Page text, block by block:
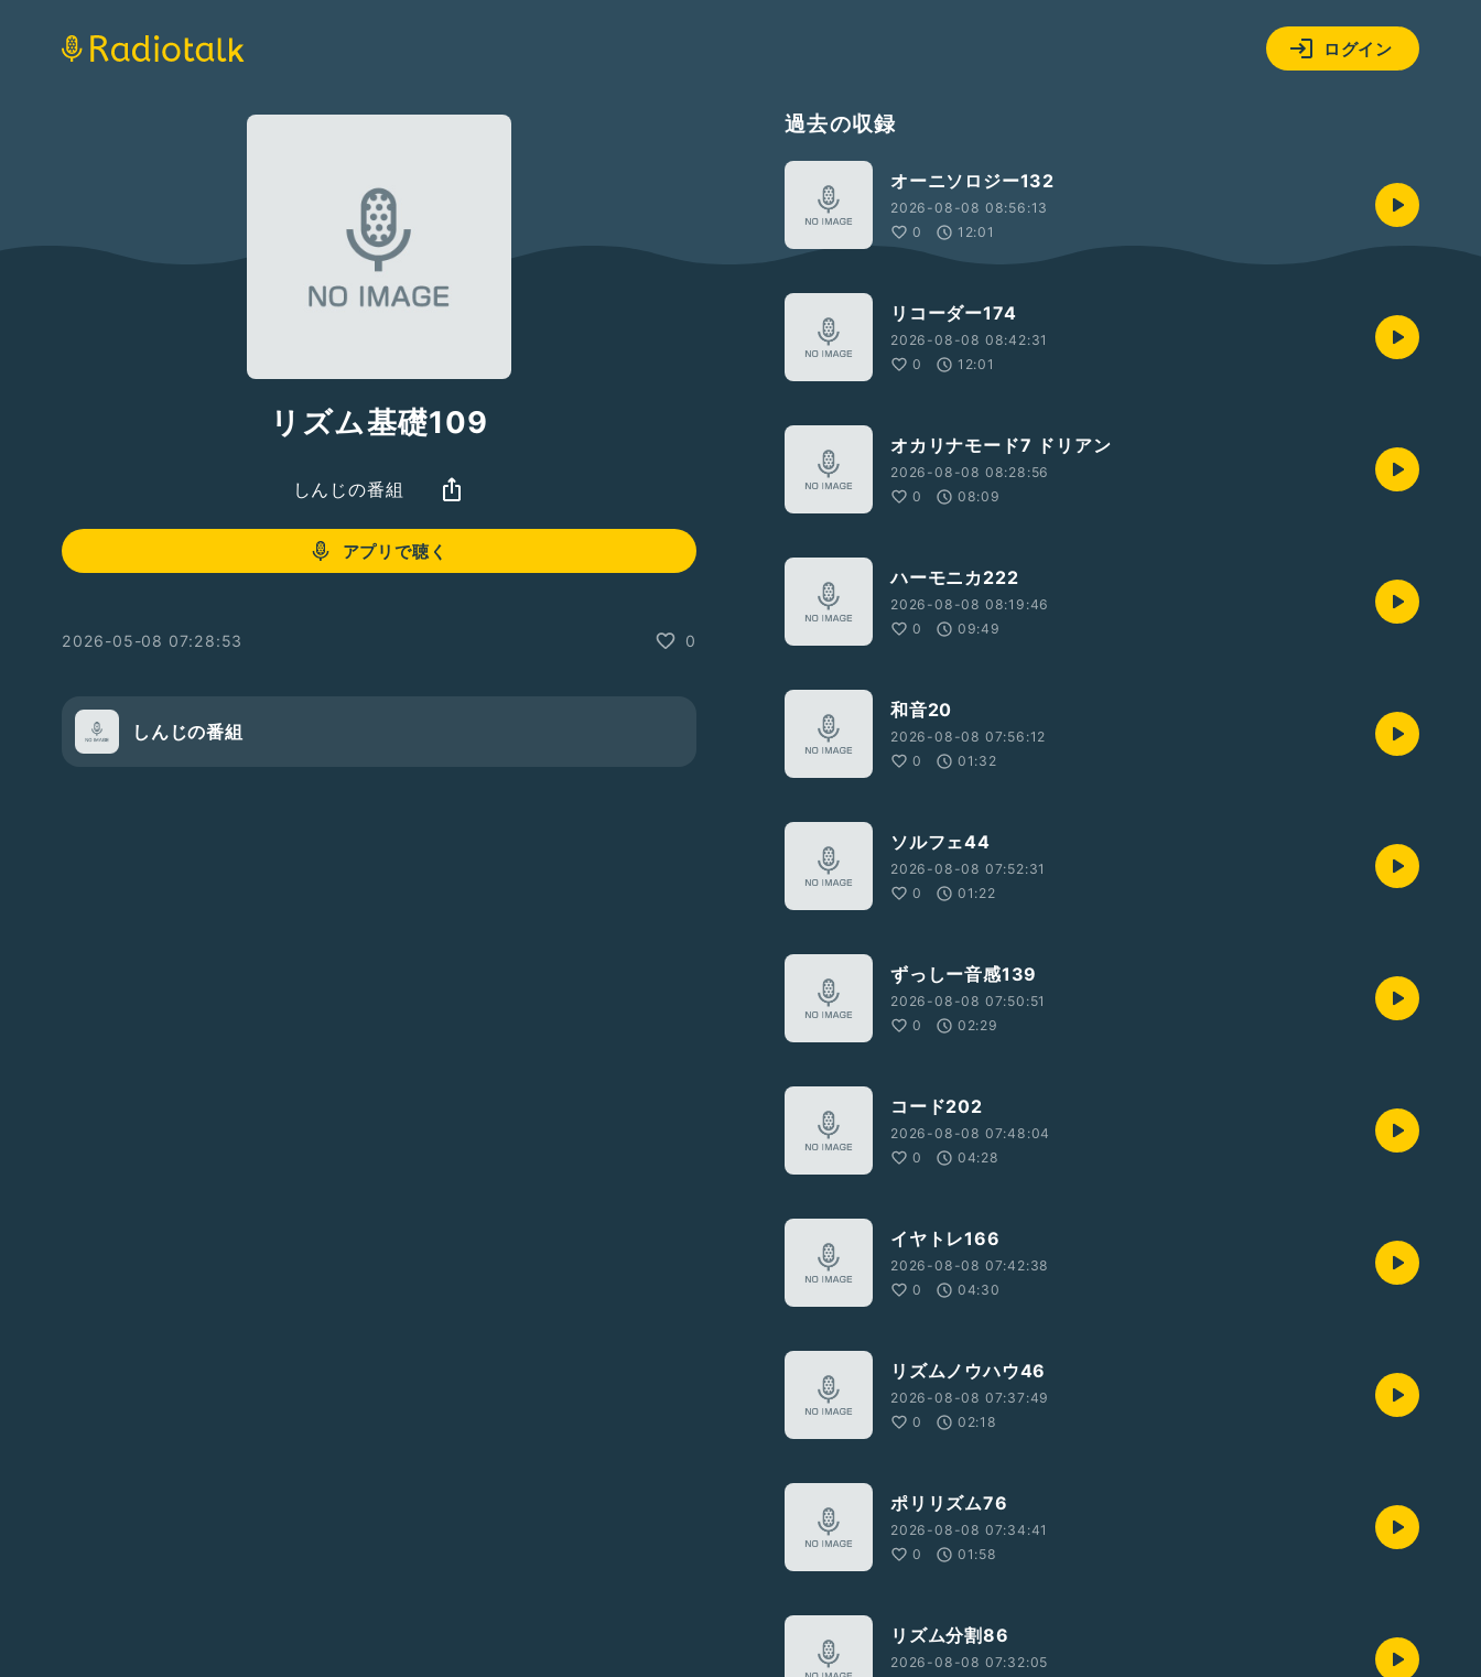
ログイン
リズム基礎109
しんじの番組
アプリで聴く
2026-05-08 07:28:53 0
しんじの番組
過去の収録
オーニソロジー132
2026-08-08 08:56:13
0
12:01
リコーダー174
2026-08-08 08:42:31
0
12:01
オカリナモード7 ドリアン
2026-08-08 08:28:56
0
08:09
ハーモニカ222
2026-08-08 08:19:46
0
09:49
和音20
2026-08-08 07:56:12
0
01:32
ソルフェ44
2026-08-08 07:52:31
0
01:22
ずっしー音感139
2026-08-08 07:50:51
0
02:29
コード202
2026-08-08 07:48:04
0
04:28
イヤトレ166
2026-08-08 07:42:38
0
04:30
リズムノウハウ46
2026-08-08 07:37:49
0
02:18
ポリリズム76
2026-08-08 07:34:41
0
01:58
リズム分割86
2026-08-08 07:32:05